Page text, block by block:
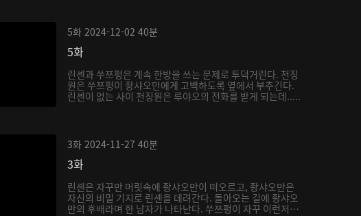
5화 2024-12-02 40분
5화
린셴과 쑤쯔펑은 계속 한방을 쓰는 문제로 투덕거린다. 천징
원은 쑤쯔펑이 좡샤오만에게 고백하도록 옆에서 부추긴다.
린셴이 없는 사이 천징원은 루야오의 전화를 받게 되는데.....
3화 2024-11-27 40분
3화
린셴은 자꾸만 머릿속에 좡샤오만이 떠오르고, 좡샤오만은
자신의 비밀 기지로 린셴을 데려간다. 돌아오는 길에 좡샤오
만의 후배라며 한 남자가 나타난다. 쑤쯔펑이 자꾸 이런저